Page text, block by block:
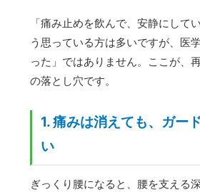
「痛み止めを飲んで、安静にして
う思っている方は多いですが、医
った」ではありません。ここが、
の落とし穴です。
1. 痛みは消えても、ガー
い
ぎっくり腰になると、腰を支える